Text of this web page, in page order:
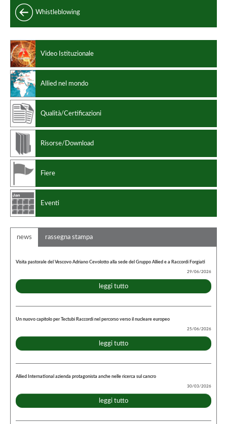
Leghe non ferrose
Whistleblowing
Video Istituzionale
Allied nel mondo
Qualità/Certificazioni
Risorse/Download
Fiere
Eventi
news rassegna stampa
Visita pastorale del Vescovo Adriano Cevolotto alla sede del Gruppo Allied e a Raccordi Forgiati
29/06/2026
leggi tutto
Un nuovo capitolo per Tectubi Raccordi nel percorso verso il nucleare europeo
25/06/2026
leggi tutto
Allied International azienda protagonista anche nelle ricerca sul cancro
30/03/2026
leggi tutto